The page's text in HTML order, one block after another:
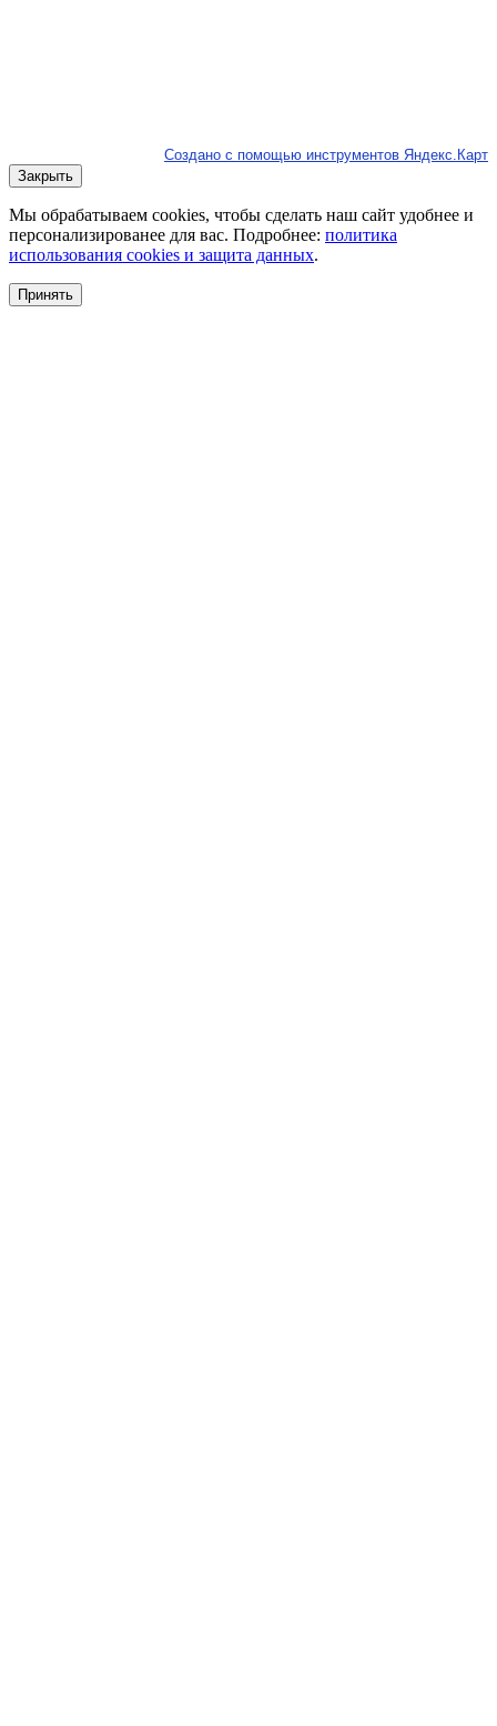
Создано с помощью инструментов Яндекс.Карт
Закрыть
Мы обрабатываем cookies, чтобы сделать наш сайт удобнее и
персонализированее для вас. Подробнее: политика
использования cookies и защита данных.
Принять